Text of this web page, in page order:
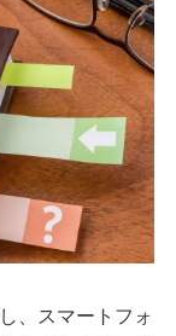
、スマートフォ